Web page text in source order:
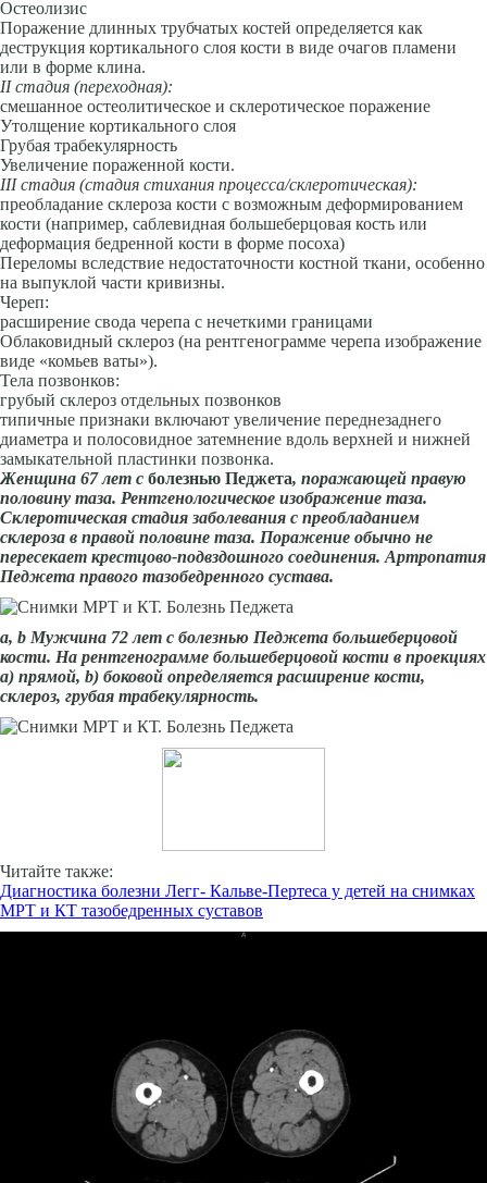
Остеолизис
Поражение длинных трубчатых костей определяется как
деструкция кортикального слоя кости в виде очагов пламени
или в форме клина.
IIстадия (переходная):
смешанное остеолитическое и склеротическое поражение
Утолщение кортикального слоя
Грубая трабекулярность
Увеличение пораженной кости.
IIIстадия (стадия стихания процесса/склеротическая):
преобладание склероза кости с возможным деформированием
кости (например, саблевидная большеберцовая кость или
деформация бедренной кости в форме посоха)
Переломы вследствие недостаточности костной ткани, особенно
на выпуклой части кривизны.
Череп:
расширение свода черепа с нечеткими границами
Облаковидный склероз (на рентгенограмме черепа изображение
виде «комьев ваты»).
Тела позвонков:
грубый склероз отдельных позвонков
типичные признаки включают увеличение переднезаднего
диаметра и полосовидное затемнение вдоль верхней и нижней
замыкательной пластинки позвонка.
Женщина 67 лет с болезнью Педжета, поражающей правую
половину таза. Рентгенологическое изображение таза.
Склеротическая стадия заболевания с преобладанием
склероза в правой половине таза. Поражение обычно не
пересекает крестцово-подвздошного соединения. Артропатия
Педжета правого тазобедренного сустава.
а, b Мужчина 72 лет с болезнью Педжета большеберцовой
кости. На рентгенограмме большеберцовой кости в проекциях
а) прямой, b) боковой определяется расширение кости,
склероз, грубая трабекулярность.
Читайте также:
Диагностика болезни Легг- Кальве-Пертеса у детей на снимках
МРТ и КТ тазобедренных суставов